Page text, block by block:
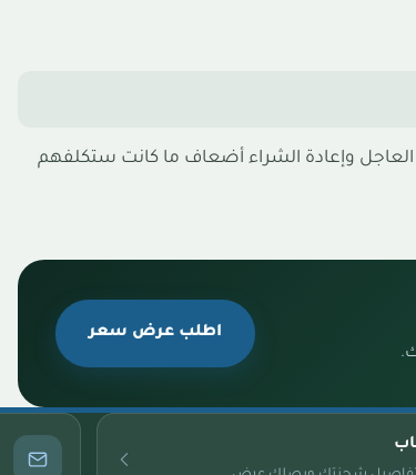
وإعادة الشراء أضعاف ما كانت ستكلفهم
اطلب عرض سعر